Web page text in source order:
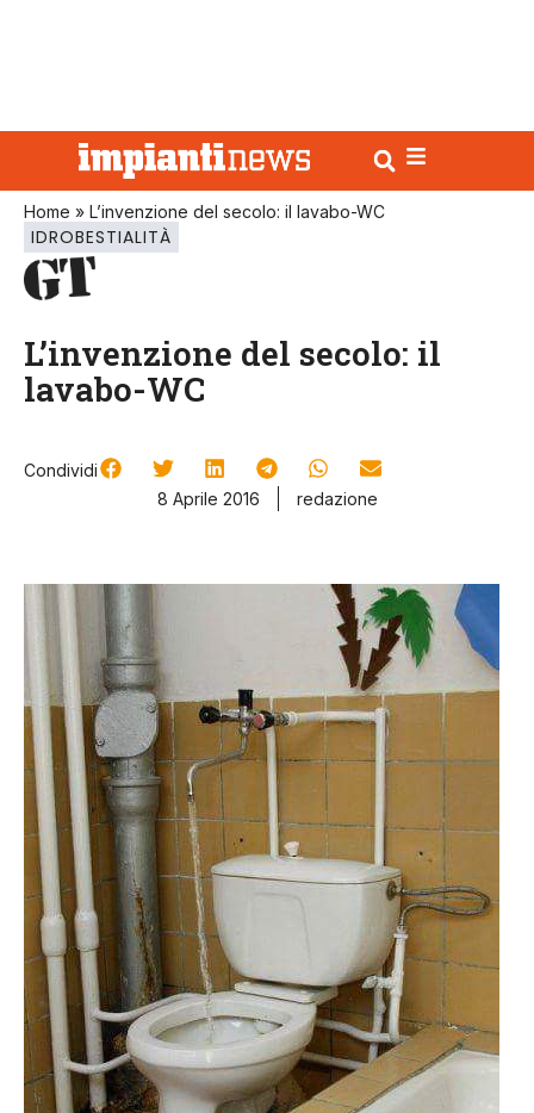
Home » L’invenzione del secolo: il lavabo-WC
IDROBESTIALITÀ
L’invenzione del secolo: il
lavabo-WC
Condividi
8 Aprile 2016
redazione